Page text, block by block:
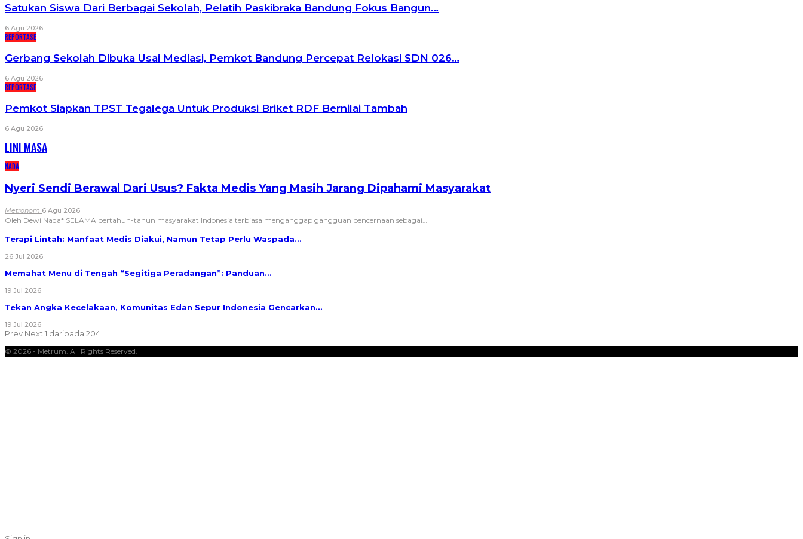
Satukan Siswa Dari Berbagai Sekolah, Pelatih Paskibraka Bandung Fokus Bangun…
6 Agu 2026
REPORTASE
Gerbang Sekolah Dibuka Usai Mediasi, Pemkot Bandung Percepat Relokasi SDN 026…
6 Agu 2026
REPORTASE
Pemkot Siapkan TPST Tegalega Untuk Produksi Briket RDF Bernilai Tambah
6 Agu 2026
LINI MASA
NADA
Nyeri Sendi Berawal Dari Usus? Fakta Medis Yang Masih Jarang Dipahami Masyarakat
Metronom 6 Agu 2026
Oleh Dewi Nada* SELAMA bertahun-tahun masyarakat Indonesia terbiasa menganggap gangguan pencernaan sebagai…
Terapi Lintah: Manfaat Medis Diakui, Namun Tetap Perlu Waspada…
26 Jul 2026
Memahat Menu di Tengah “Segitiga Peradangan”: Panduan…
19 Jul 2026
Tekan Angka Kecelakaan, Komunitas Edan Sepur Indonesia Gencarkan…
19 Jul 2026
Prev Next1 daripada 204
© 2026 - Metrum. All Rights Reserved.